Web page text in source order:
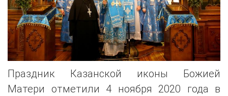
Праздник Казанской иконы Божией
Матери отметили 4 ноября 2020 года в